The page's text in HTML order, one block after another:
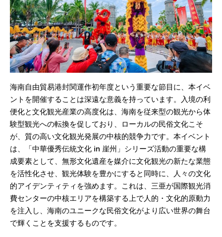
海南自由貿易港封関運作初年度という重要な節目に、本イベ
ントを開催することは深遠な意義を持っています。入境の利
便化と文化観光産業の高度化は、海南を従来型の観光から体
験型観光への転換を促しており、ローカルの民俗文化こそ
が、質の高い文化観光発展の中核的競争力です。本イベント
は、「中華優秀伝統文化 in 崖州」シリーズ活動の重要な構
成要素として、無形文化遺産を媒介に文化観光の新たな業態
を活性化させ、観光体験を豊かにすると同時に、人々の文化
的アイデンティティを強めます。これは、三亜が国際観光消
費センターの中核エリアを構築する上で人的・文化的原動力
を注入し、海南のユニークな民俗文化がより広い世界の舞台
で輝くことを支援するものです。